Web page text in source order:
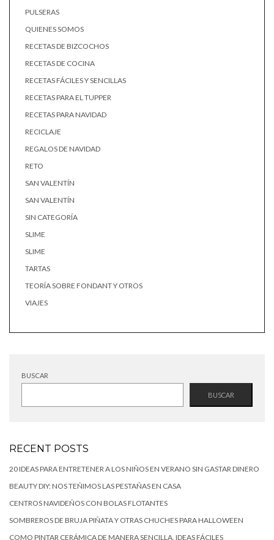
PULSERAS
QUIENES SOMOS
RECETAS DE BIZCOCHOS
RECETAS DE COCINA
RECETAS FÁCILES Y SENCILLAS
RECETAS PARA EL TUPPER
RECETAS PARA NAVIDAD
RECICLAJE
REGALOS DE NAVIDAD
RETO
SAN VALENTÍN
SAN VALENTÍN
SIN CATEGORÍA
SLIME
SLIME
TARTAS
TEORÍA SOBRE FONDANT Y OTROS
VIAJES
BUSCAR
BUSCAR
RECENT POSTS
20 IDEAS PARA ENTRETENER A LOS NIÑOS EN VERANO SIN GASTAR DINERO
BEAUTY DIY: NOS TEÑIMOS LAS PESTAÑAS EN CASA
CENTROS NAVIDEÑOS CON BOLAS FLOTANTES
SOMBREROS DE BRUJA PIÑATA Y OTRAS CHUCHES PARA HALLOWEEN
COMO PINTAR CERÁMICA DE MANERA SENCILLA. IDEAS FÁCILES